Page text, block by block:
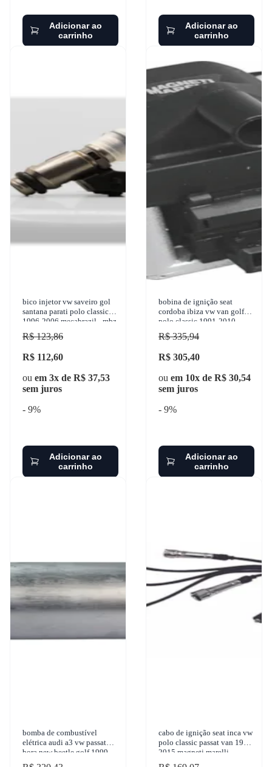
Adicionar ao
carrinho
Adicionar ao
carrinho
bico injetor vw saveiro gol
santana parati polo classic
1996-2006 mecabrazil - mbz
044
R$ 123,86
R$ 112,60
ou em 3x de R$ 37,53
sem juros
- 9%
Adicionar ao
carrinho
bobina de ignição seat
cordoba ibiza vw van golf
polo classic 1991-2010
magneti marelli - bi0015mm
R$ 335,94
R$ 305,40
ou em 10x de R$ 30,54
sem juros
- 9%
Adicionar ao
carrinho
bomba de combustível
elétrica audi a3 vw passat
bora new beetle golf 1999-
2019 vetor - ebc1002
cabo de ignição seat inca vw
polo classic passat van 1995-
2015 magneti marelli -
cvmv1802